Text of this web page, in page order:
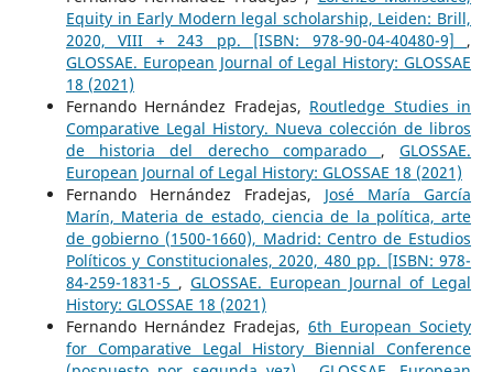
Equity in Early Modern legal scholarship, Leiden: Brill,
2020, VIII + 243 pp. [ISBN: 978-90-04-40480-9] ,
GLOSSAE. European Journal of Legal History: GLOSSAE
18 (2021)
Fernando Hernández Fradejas, Routledge Studies in
Comparative Legal History. Nueva colección de libros
de historia del derecho comparado ,GLOSSAE.
European Journal of Legal History: GLOSSAE 18 (2021)
Fernando Hernández Fradejas, José María García
Marín, Materia de estado, ciencia de la política, arte
de gobierno (1500-1660), Madrid: Centro de Estudios
Políticos y Constitucionales, 2020, 480 pp. [ISBN: 978-
84-259-1831-5 , GLOSSAE. European Journal of Legal
History: GLOSSAE 18 (2021)
Fernando Hernández Fradejas,6th European Society
for Comparative Legal History Biennial Conference